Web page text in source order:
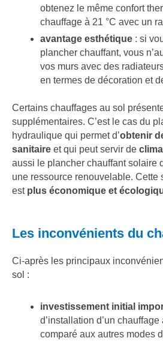
obtenez le même confort
chauffage à 21 °C avec un
avantage esthétique: si
plancher chauffant, vous
vos murs avec des
en termes de décoration et
Certains chauffages au sol
supplémentaires. C’est le cas du
hydraulique qui permet d’obtenir
sanitaire et qui peut servir de
aussi le plancher chauffant solaire
une ressource renouvelable. Cette
est plus économique et
Les inconvénients du
Ci-après les principaux
sol :
investissement initial
d’installation d’un
comparé aux autres modes